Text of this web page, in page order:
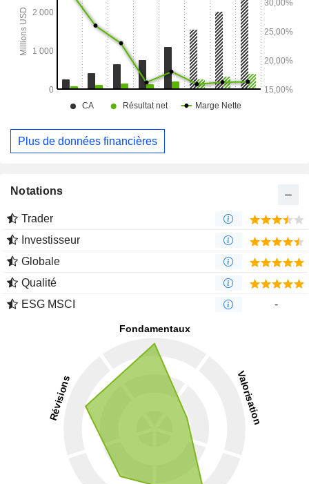
Plus de données financières
Notations
Trader
Investisseur
Globale
Qualité
ESG MSCI
-